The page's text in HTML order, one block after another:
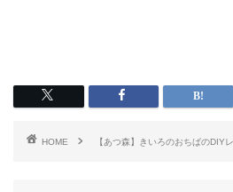
HOME 【あつ森】きいろのおちばのDIY